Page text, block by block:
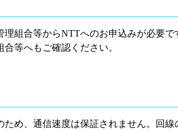
理組合等からNTTへのお申込みが必要で
等へもご確認ください。
め、通信速度は保証されません。回線